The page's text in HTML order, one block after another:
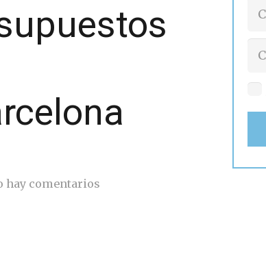
hay comentarios